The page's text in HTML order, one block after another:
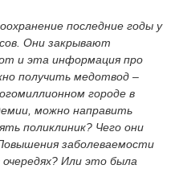
последние годы у
Они закрывают
и эта информация про
получить медотвод –
городе в
можно направить
поликлиник? Чего они
заболеваемости
Или это была